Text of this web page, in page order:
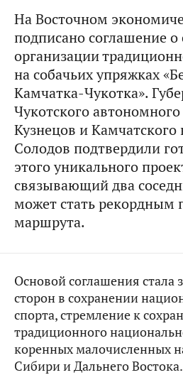
На Восточном
подписано соглашение о
организации
на собачьих упряжках
Камчатка-Чукотка».
Чукотского
Кузнецов и
Солодов подтвердили
этого уникального
связывающий два
может стать рекордным
маршрута.
Основой соглашения стала
сторон в сохранении
спорта, стремление к
традиционного
коренных малочисленных
Сибири и Дальнего Востока.